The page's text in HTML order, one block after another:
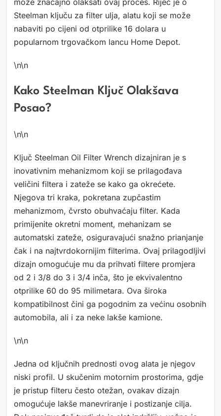
može značajno olakšati ovaj proces. Riječ je o
Steelman ključu za filter ulja, alatu koji se može
nabaviti po cijeni od otprilike 16 dolara u
popularnom trgovačkom lancu Home Depot.
\n\n
Kako Steelman Ključ Olakšava
Posao?
\n\n
Ključ Steelman Oil Filter Wrench dizajniran je s
inovativnim mehanizmom koji se prilagođava
veličini filtera i zateže se kako ga okrećete.
Njegova tri kraka, pokretana zupčastim
mehanizmom, čvrsto obuhvaćaju filter. Kada
primijenite okretni moment, mehanizam se
automatski zateže, osiguravajući snažno prianjanje
čak i na najtvrdokornijim filterima. Ovaj prilagodljivi
dizajn omogućuje mu da prihvati filtere promjera
od 2 i 3/8 do 3 i 3/4 inča, što je ekvivalentno
otprilike 60 do 95 milimetara. Ova široka
kompatibilnost čini ga pogodnim za većinu osobnih
automobila, ali i za neke lakše kamione.
\n\n
Jedna od ključnih prednosti ovog alata je njegov
niski profil. U skučenim motornim prostorima, gdje
je pristup filteru često otežan, ovakav dizajn
omogućuje lakše manevriranje i postizanje cilja.